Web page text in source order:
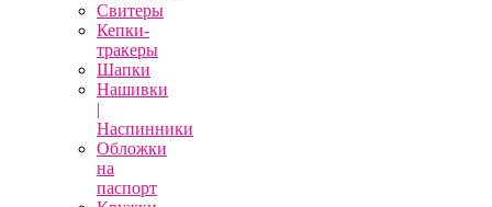
Свитеры
Кепки-
тракеры
Шапки
Нашивки
|
Наспинники
Обложки
на
паспорт